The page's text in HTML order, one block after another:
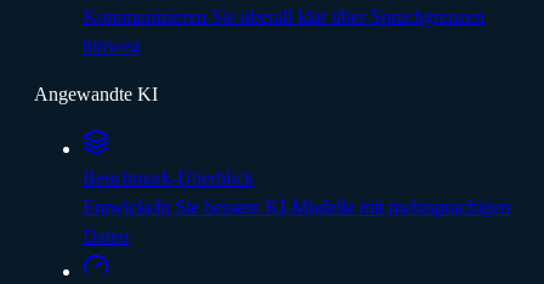
Kommunizieren Sie überall klar über Sprachgrenzen
hinweg
Angewandte KI
Benchmark-Überblick
Entwickeln Sie bessere KI-Modelle mit mehrsprachigen
Daten